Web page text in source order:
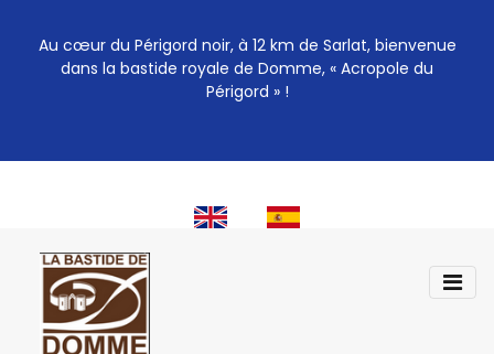
Au cœur du Périgord noir, à 12 km de Sarlat, bienvenue
dans la bastide royale de Domme, « Acropole du
Périgord » !